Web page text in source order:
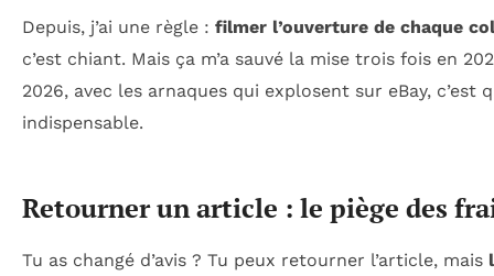
Depuis, j’ai une règle : filmer l’ouverture de chaque
c’est chiant. Mais ça m’a sauvé la mise trois fois en
2026, avec les arnaques qui explosent sur eBay, c’est
indispensable.
Retourner un article : le piège des
Tu as changé d’avis ? Tu peux retourner l’article, mais